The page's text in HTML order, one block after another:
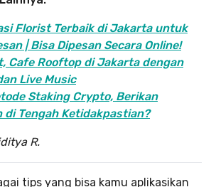
Florist Terbaik di Jakarta untuk
| Bisa Dipesan Secara Online!
Cafe Rooftop di Jakarta dengan
Live Music
Staking Crypto, Berikan
di Tengah Ketidakpastian?
R.
tips yang bisa kamu aplikasikan